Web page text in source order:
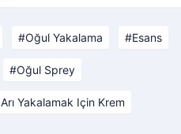
Oğul Yakalama Esans
Oğul Sprey
Yakalamak Için Krem